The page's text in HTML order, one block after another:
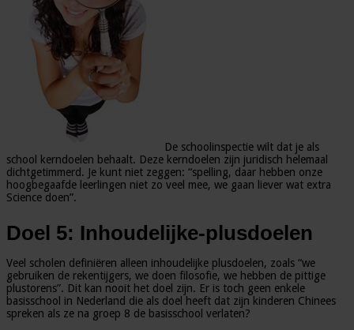
De schoolinspectie wilt dat je als
school kerndoelen behaalt. Deze kerndoelen zijn juridisch helemaal
dichtgetimmerd. Je kunt niet zeggen: “spelling, daar hebben onze
hoogbegaafde leerlingen niet zo veel mee, we gaan liever wat extra
Science doen”.
Doel 5: Inhoudelijke-plusdoelen
Veel scholen definiëren alleen inhoudelijke plusdoelen, zoals “we
gebruiken de rekentijgers, we doen filosofie, we hebben de pittige
plustorens”. Dit kan nooit het doel zijn. Er is toch geen enkele
basisschool in Nederland die als doel heeft dat zijn kinderen Chinees
spreken als ze na groep 8 de basisschool verlaten?